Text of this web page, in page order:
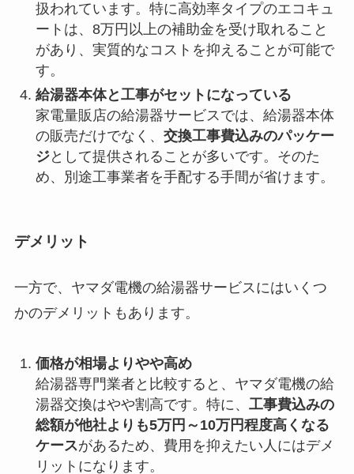
扱われています。特に高効率タイプのエコキュ
ートは、8万円以上の補助金を受け取れること
があり、実質的なコストを抑えることが可能で
す。
給湯器本体と工事がセットになっている
家電量販店の給湯器サービスでは、給湯器本体
の販売だけでなく、 交換工事費込みのパッケー
ジとして提供されることが多いです。そのた
め、別途工事業者を手配する手間が省けます。
デメリット
一方で、ヤマダ電機の給湯器サービスにはいくつ
かのデメリットもあります。
価格が相場よりやや高め
給湯器専門業者と比較すると、ヤマダ電機の給
湯器交換はやや割高です。特に、 工事費込みの
総額が他社よりも5万円～10万円程度高くなる
ケースがあるため、費用を抑えたい人にはデメ
リットになります。